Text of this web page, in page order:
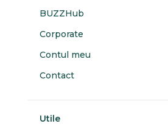
BUZZHub
Corporate
Contul meu
Contact
Utile